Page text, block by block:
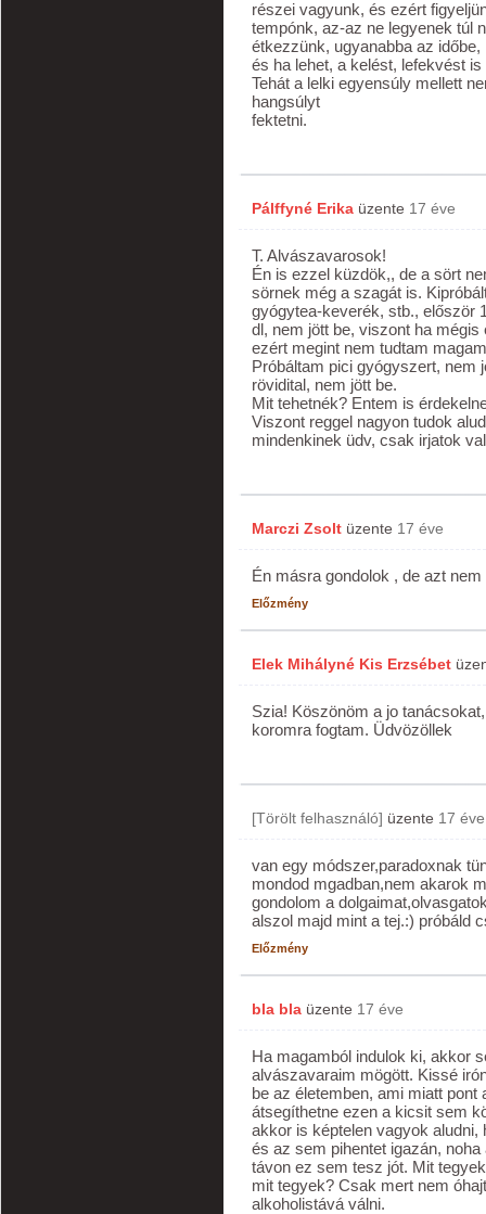
részei vagyunk, és ezért
tempónk, az-az ne legyenek túl
étkezzünk, ugyanabba az időbe,
és ha lehet, a kelést, lefekvést
Tehát a lelki egyensúly mellett
hangsúlyt
fektetni.
Pálffyné Erika üzente 17 éve
T. Alvászavarosok!
Én is ezzel küzdök,, de a sört
sörnek még a szagát is.
gyógytea-keverék, stb., először
dl, nem jött be, viszont ha
ezért megint nem tudtam
Próbáltam pici gyógyszert, nem
rövidital, nem jött be.
Mit tehetnék? Entem is
Viszont reggel nagyon tudok
mindenkinek üdv, csak irjatok
Marczi Zsolt üzente 17 éve
Én másra gondolok , de azt
Előzmény
Elek Mihályné Kis Erzsébet
Szia! Köszönöm a jo
koromra fogtam. Üdvözöllek
[Törölt felhasználó] üzente 17 éve
van egy módszer,paradoxnak
mondod mgadban,nem akarok
gondolom a
alszol majd mint a tej.:) próbáld
Előzmény
bla bla üzente 17 éve
Ha magamból indulok ki, akkor
alvászavaraim mögött. Kissé
be az életemben, ami miatt
átsegíthetne ezen a kicsit sem
akkor is képtelen vagyok
és az sem pihentet igazán,
távon ez sem tesz jót. Mit
mit tegyek? Csak mert nem
alkoholistává válni.